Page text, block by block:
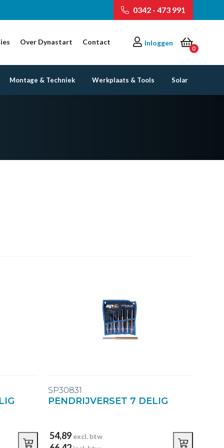
0342 - 473 991
Over Dynastart Contact
0
Inloggen
Montage & Techniek Werkplaats & Tools Solar
SP30831
PENDRIJVERSET 7 DELIG
54,89 excl. btw